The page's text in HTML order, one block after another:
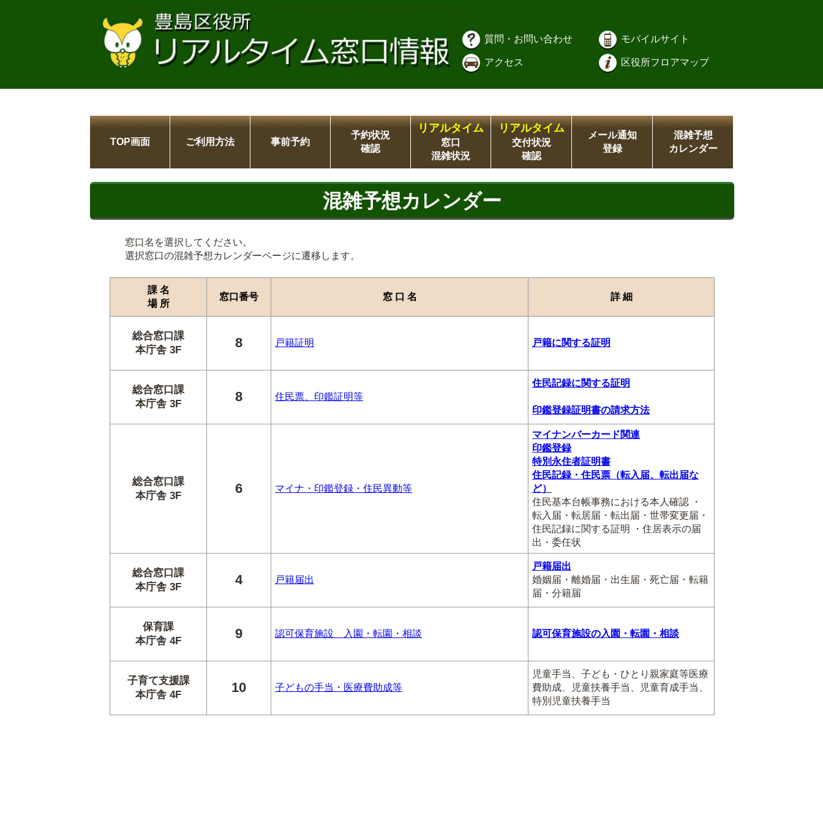
質問・お問い合わせ モバイルサイト
アクセス 区役所フロアマップ
TOP画面 ご利用方法 事前予約
予約状況
確認
リアルタイム
窓口
混雑状況
リアルタイム
交付状況
確認
メール通知
登録
混雑予想
カレンダー
混雑予想カレンダー
窓口名を選択してください。
選択窓口の混雑予想カレンダーページに遷移します。
課 名
場 所
窓口番号 窓 口 名 詳 細
総合窓口課
本庁舎 3F
8 戸籍証明 戸籍に関する証明
総合窓口課
本庁舎 3F
8 住民票、印鑑証明等
住民記録に関する証明
印鑑登録証明書の請求方法
総合窓口課
本庁舎 3F
6 マイナ・印鑑登録・住民異動等
マイナンバーカード関連
印鑑登録
特別永住者証明書
住民記録・住民票（転入届、転出届な
ど）
住民基本台帳事務における本人確認 ・
転入届・転居届・転出届・世帯変更届・
住民記録に関する証明 ・住居表示の届
出・委任状
総合窓口課
本庁舎 3F
4 戸籍届出
戸籍届出
婚姻届・離婚届・出生届・死亡届・転籍
届・分籍届
保育課
本庁舎 4F
9 認可保育施設 入園・転園・相談 認可保育施設の入園・転園・相談
子育て支援課
本庁舎 4F
10 子どもの手当・医療費助成等
児童手当、子ども・ひとり親家庭等医療
費助成、児童扶養手当、児童育成手当、
特別児童扶養手当